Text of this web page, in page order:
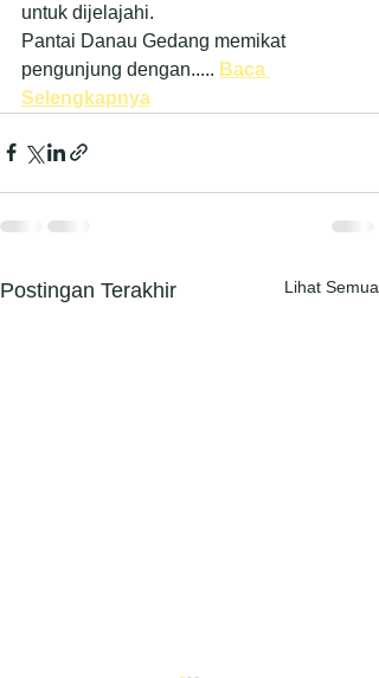
untuk dijelajahi.
Pantai Danau Gedang memikat
pengunjung dengan..... Baca
Selengkapnya
Postingan Terakhir Lihat Semua